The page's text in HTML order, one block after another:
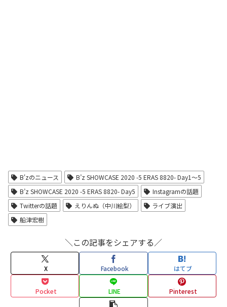
B'zのニュース
B’z SHOWCASE 2020 -5 ERAS 8820- Day1〜5
B’z SHOWCASE 2020 -5 ERAS 8820- Day5
Instagramの話題
Twitterの話題
えりんぬ（中川絵梨）
ライブ演出
船津宏樹
＼この記事をシェアする／
X Facebook はてブ
Pocket LINE Pinterest